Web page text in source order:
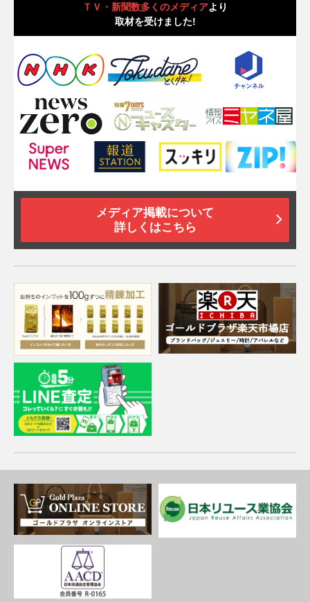
ＴＶ・新聞数多くのメディアより
取材を受けました!
メディア掲載について
詳しくはこちら